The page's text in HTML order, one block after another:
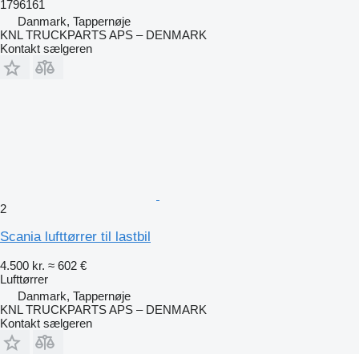
1796161
Danmark, Tappernøje
KNL TRUCKPARTS APS – DENMARK
Kontakt sælgeren
2
Scania lufttørrer til lastbil
4.500 kr. ≈ 602 €
Lufttørrer
Danmark, Tappernøje
KNL TRUCKPARTS APS – DENMARK
Kontakt sælgeren